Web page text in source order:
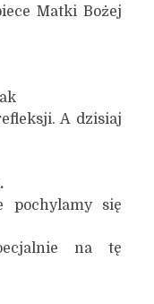
Matki Bożej
A dzisiaj
pochylamy się
na tę